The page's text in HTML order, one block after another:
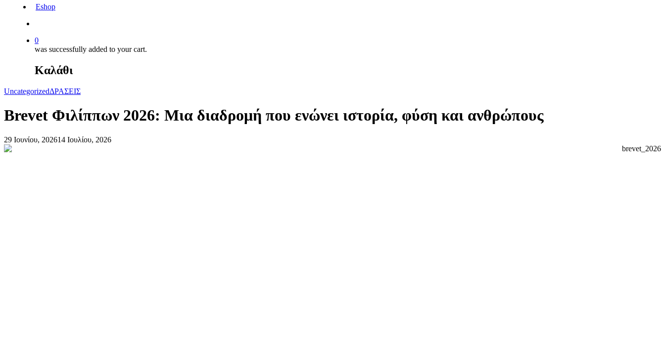
Eshop
0
was successfully added to your cart.
Καλάθι
UncategorizedΔΡΑΣΕΙΣ
Brevet Φιλίππων 2026: Μια διαδρομή που ενώνει ιστορία, φύση και ανθρώπους
29 Ιουνίου, 202614 Ιουλίου, 2026